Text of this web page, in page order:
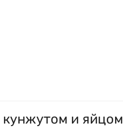
кунжутом и яйцом